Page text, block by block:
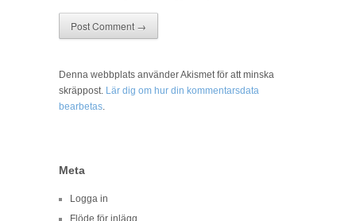
Denna webbplats använder Akismet för att minska
skräppost. Lär dig om hur din kommentarsdata
bearbetas.
Meta
Logga in
Flöde för inlägg